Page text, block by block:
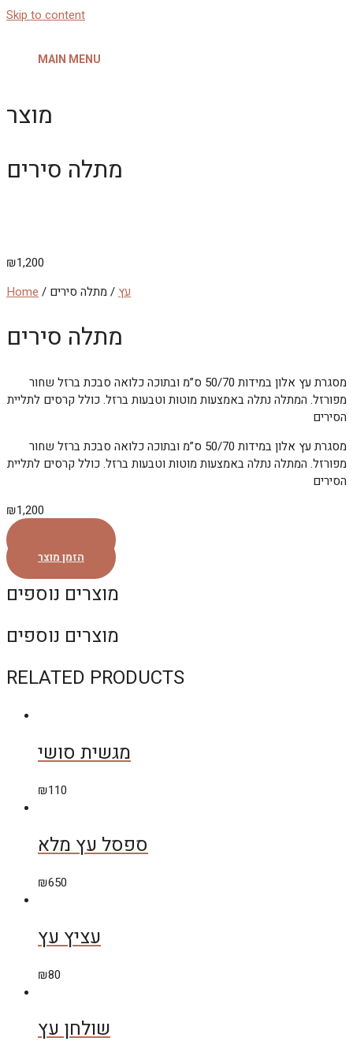
Skip to content
MAIN MENU
מוצר
מתלה סירים
₪1,200
Home / עץ / מתלה סירים
מתלה סירים
מסגרת עץ אלון במידות 50/70 ס”מ ובתוכה כלואה סבכת ברזל שחור
מפורזל. המתלה נתלה באמצעות מוטות וטבעות ברזל. כולל קרסים לתליית
הסירים
מסגרת עץ אלון במידות 50/70 ס”מ ובתוכה כלואה סבכת ברזל שחור
מפורזל. המתלה נתלה באמצעות מוטות וטבעות ברזל. כולל קרסים לתליית
הסירים
₪1,200
הזמן מוצר
מוצרים נוספים
מוצרים נוספים
RELATED PRODUCTS
מגשית סושי
₪110
ספסל עץ מלא
₪650
עציץ עץ
₪80
שולחן עץ